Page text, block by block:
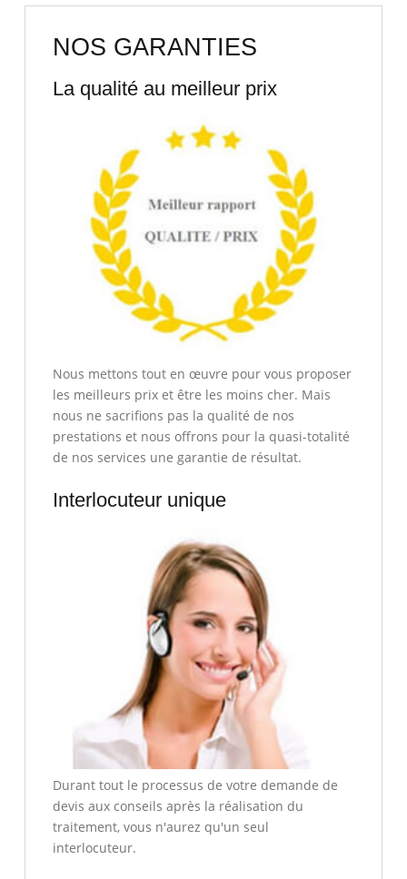
NOS GARANTIES
La qualité au meilleur prix
Nous mettons tout en œuvre pour vous proposer
les meilleurs prix et être les moins cher. Mais
nous ne sacrifions pas la qualité de nos
prestations et nous offrons pour la quasi-totalité
de nos services une garantie de résultat.
Interlocuteur unique
Durant tout le processus de votre demande de
devis aux conseils après la réalisation du
traitement, vous n'aurez qu'un seul
interlocuteur.